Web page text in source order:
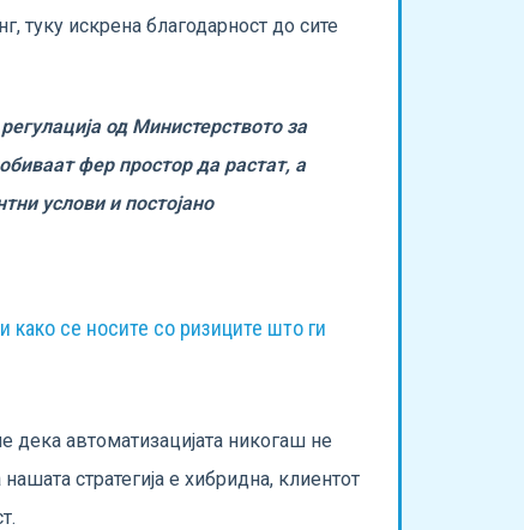
искрена благодарност до сите
од Министерството за
фер простор да растат, а
услови и постојано
како се носите со ризиците што ги
дека автоматизацијата никогаш не
стратегија е хибридна, клиентот